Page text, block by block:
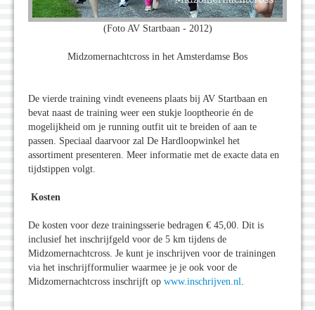
(Foto AV Startbaan - 2012)
Midzomernachtcross in het Amsterdamse Bos
De vierde training vindt eveneens plaats bij AV Startbaan en
bevat naast de training weer een stukje looptheorie én de
mogelijkheid om je running outfit uit te breiden of aan te
passen. Speciaal daarvoor zal De Hardloopwinkel het
assortiment presenteren. Meer informatie met de exacte data en
tijdstippen volgt.
Kosten
De kosten voor deze trainingsserie bedragen € 45,00. Dit is
inclusief het inschrijfgeld voor de 5 km tijdens de
Midzomernachtcross. Je kunt je inschrijven voor de trainingen
via het inschrijfformulier waarmee je je ook voor de
Midzomernachtcross inschrijft op www.inschrijven.nl